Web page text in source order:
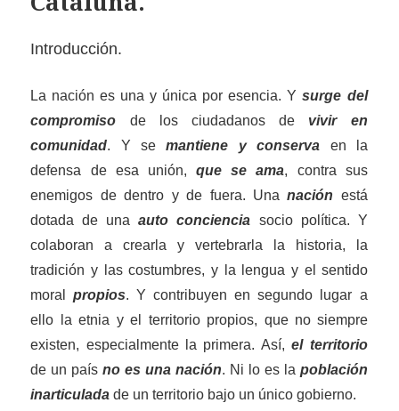
Introducción.
La nación es una y única por esencia. Ysurge del
compromiso de los ciudadanos de vivir en
comunidad. Y semantiene y conserva en la
defensa de esa unión,que se ama, contra sus
enemigos de dentro y de fuera. Unanación está
dotada de unaauto conciencia socio política.Y
colaboran a crearla y vertebrarla la historia, la
tradición y las costumbres, y la lengua y el sentido
moralpropios. Y contribuyenen segundo lugar a
ello la etnia y el territorio propios, que no siempre
existen, especialmente la primera. Así,el territorio
de un paísno esuna nación. Ni lo es lapoblación
inarticulada de un territorio bajo un único gobierno.